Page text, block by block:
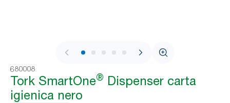
1 / 8
680008
Tork SmartOne® Dispenser carta
igienica nero